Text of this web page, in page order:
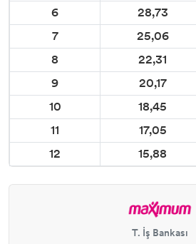
6
28,73
7
25,06
8
22,31
9
20,17
10
18,45
11
17,05
12
15,88
T. İş Bankası